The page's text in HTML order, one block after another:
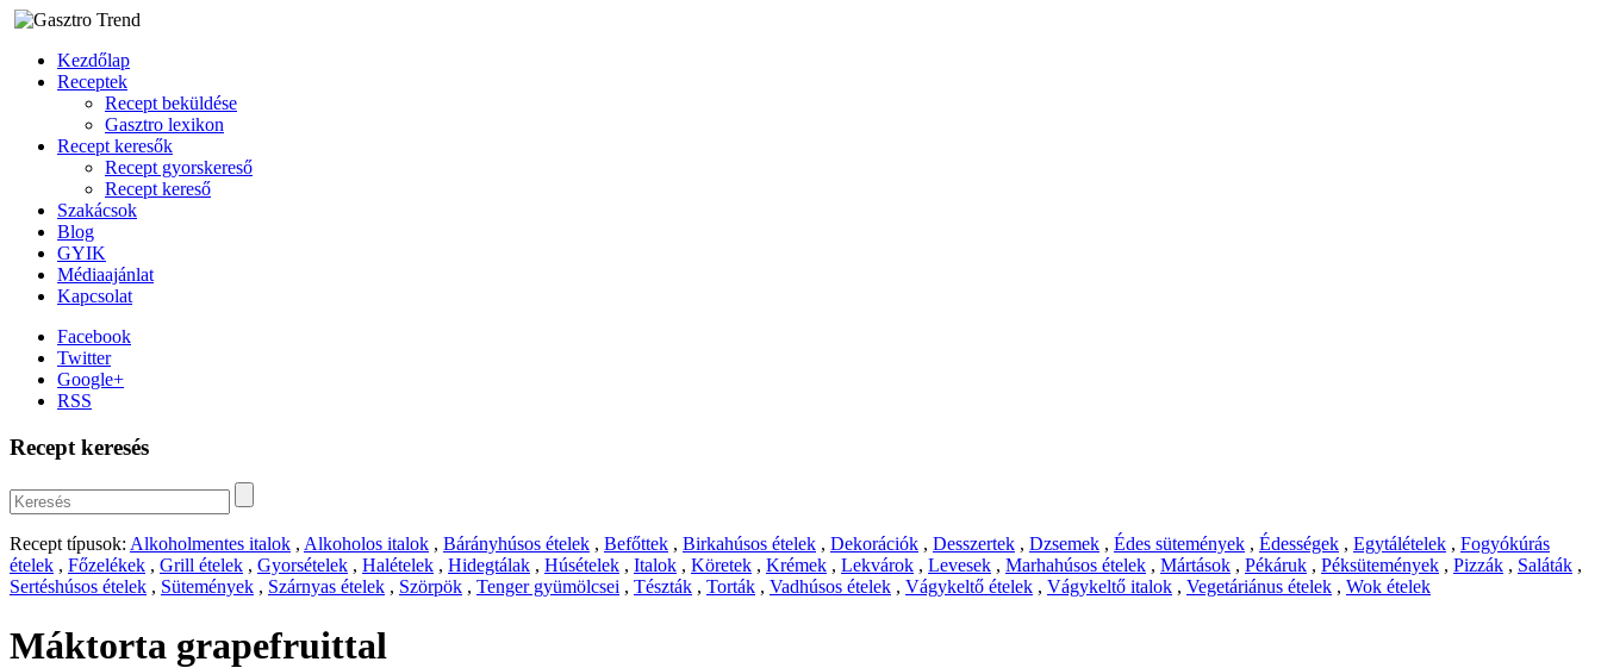
Kezdőlap
Receptek
Recept beküldése
Gasztro lexikon
Recept keresők
Recept gyorskereső
Recept kereső
Szakácsok
Blog
GYIK
Médiaajánlat
Kapcsolat
Facebook
Twitter
Google+
RSS
Recept keresés
Recept típusok: Alkoholmentes italok , Alkoholos italok , Bárányhúsos ételek , Befőttek , Birkahúsos ételek , Dekorációk , Desszertek , Dzsemek , Édes sütemények , Édességek , Egytálételek , Fogyókúrás
ételek , Főzelékek , Grill ételek , Gyorsételek , Halételek , Hidegtálak , Húsételek , Italok , Köretek , Krémek , Lekvárok , Levesek , Marhahúsos ételek , Mártások , Pékáruk , Péksütemények , Pizzák , Saláták ,
Sertéshúsos ételek , Sütemények , Szárnyas ételek , Szörpök , Tenger gyümölcsei , Tészták , Torták , Vadhúsos ételek , Vágykeltő ételek , Vágykeltő italok , Vegetáriánus ételek , Wok ételek
Máktorta grapefruittal